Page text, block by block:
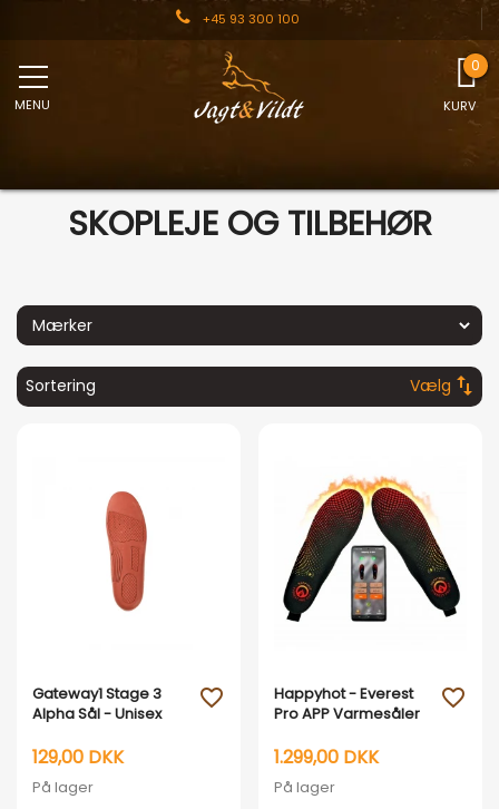
+45 93 300 100
KURV
MENU
SKOPLEJE OG TILBEHØR
Sortering Vælg swap_vert
Vis her
Gateway1 Stage 3
Alpha Sål - Unisex
129,00 DKK
På lager
favorite_outline
Vis her
Happyhot - Everest
Pro APP Varmesåler
1.299,00 DKK
På lager
favorite_outline